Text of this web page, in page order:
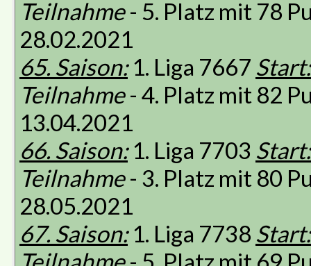
Teilnahme- 5. Platz mit 78
28.02.2021
65. Saison:1. Liga 7667 Start:
Teilnahme- 4. Platz mit 82
13.04.2021
66. Saison:1. Liga 7703 Start:
Teilnahme- 3. Platz mit 80
28.05.2021
67. Saison:1. Liga 7738 Start: